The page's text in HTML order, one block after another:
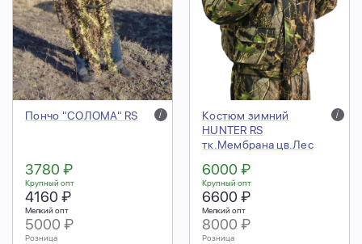
Пончо "СОЛОМА" RS i
3780 ₽
Крупный опт
4160 ₽
Мелкий опт
5000 ₽
Розница
Костюм зимний
HUNTER RS
тк.Мембрана цв.Лес
i
6000 ₽
Крупный опт
6600 ₽
Мелкий опт
8000 ₽
Розница